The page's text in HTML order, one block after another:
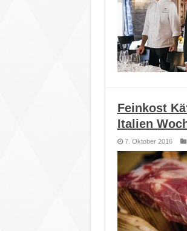
Feinkost
Italien
7. Oktober 2016